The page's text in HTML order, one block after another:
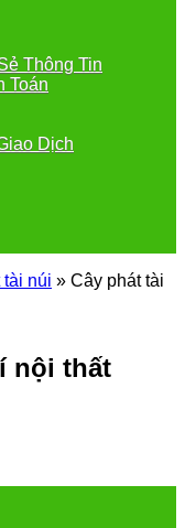
Thông Tin
Toán
Dịch
tài núi » Cây phát tài
nội thất